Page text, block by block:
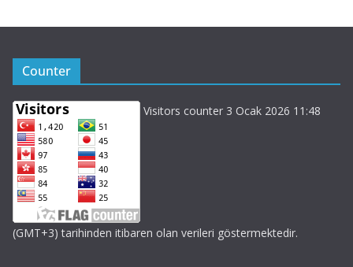
Counter
Visitors counter 3 Ocak 2026 11:48
(GMT+3) tarihinden itibaren olan verileri göstermektedir.